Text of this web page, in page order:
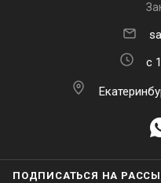
с
ПОДПИСАТЬСЯ НА